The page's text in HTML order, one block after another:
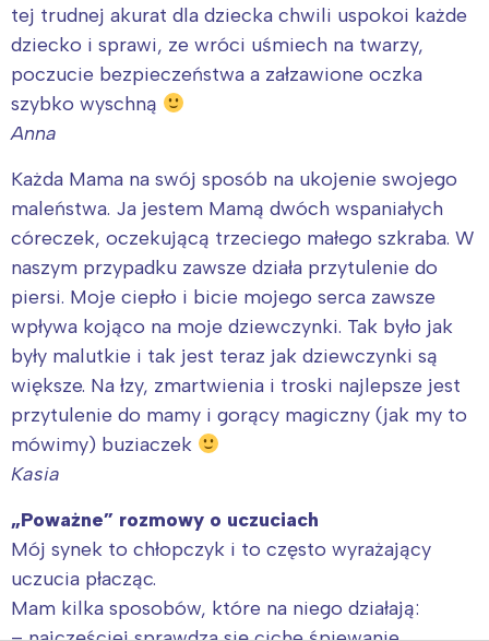
tej trudnej akurat dla dziecka chwili uspokoi każde
dziecko i sprawi, ze wróci uśmiech na twarzy,
poczucie bezpieczeństwa a załzawione oczka
szybko wyschną
Anna
Każda Mama na swój sposób na ukojenie swojego
maleństwa. Ja jestem Mamą dwóch wspaniałych
córeczek, oczekującą trzeciego małego szkraba. W
naszym przypadku zawsze działa przytulenie do
piersi. Moje ciepło i bicie mojego serca zawsze
wpływa kojąco na moje dziewczynki. Tak było jak
były malutkie i tak jest teraz jak dziewczynki są
większe. Na łzy, zmartwienia i troski najlepsze jest
przytulenie do mamy i gorący magiczny (jak my to
mówimy) buziaczek
Kasia
„Poważne” rozmowy o uczuciach
Mój synek to chłopczyk i to często wyrażający
uczucia płacząc.
Mam kilka sposobów, które na niego działają: